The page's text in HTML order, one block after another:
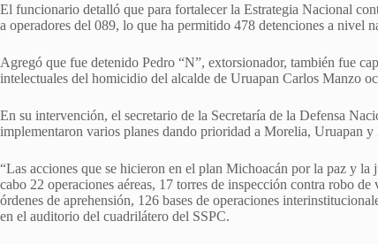
El funcionario detalló que para fortalecer la Estrategia Nacional
a operadores del 089, lo que ha permitido 478 detenciones a nivel
Agregó que fue detenido Pedro “N”, extorsionador, también fue
intelectuales del homicidio del alcalde de Uruapan Carlos Manzo
En su intervención, el secretario de la Secretaría de la Defensa
implementaron varios planes dando prioridad a Morelia, Uruapan y
“Las acciones que se hicieron en el plan Michoacán por la paz y
cabo 22 operaciones aéreas, 17 torres de inspección contra robo
órdenes de aprehensión, 126 bases de operaciones
en el auditorio del cuadrilátero del SSPC.